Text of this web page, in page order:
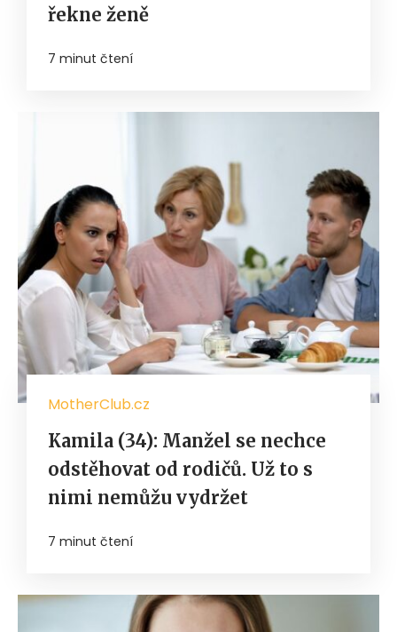
řekne ženě
7 minut čtení
MotherClub.cz
Kamila (34): Manžel se nechce
odstěhovat od rodičů. Už to s
nimi nemůžu vydržet
7 minut čtení